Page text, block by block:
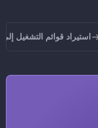
استيراد قوائم التشغيل إلى KKBOX